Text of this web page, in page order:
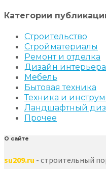
Категории
Строительство
Стройматериалы
Ремонт и отделка
Дизайн интерьера
Мебель
Бытовая техника
Техника и
Ландшафтный
Прочее
О сайте
su209.ru - строительный